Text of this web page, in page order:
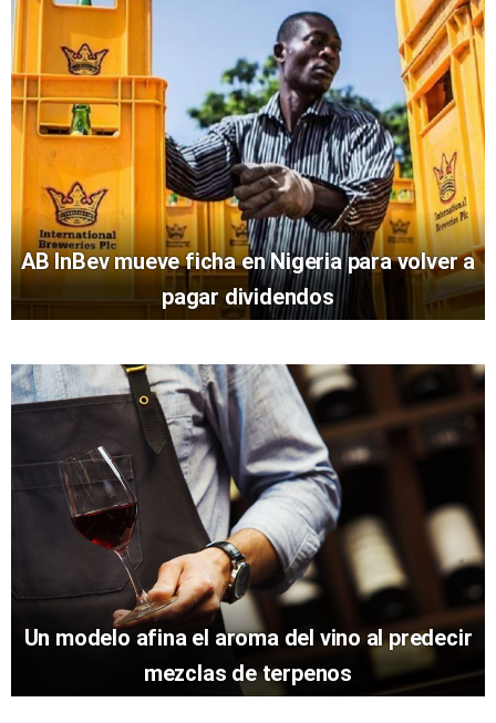
AB InBev mueve ficha en Nigeria para volver a
pagar dividendos
Un modelo afina el aroma del vino al predecir
mezclas de terpenos